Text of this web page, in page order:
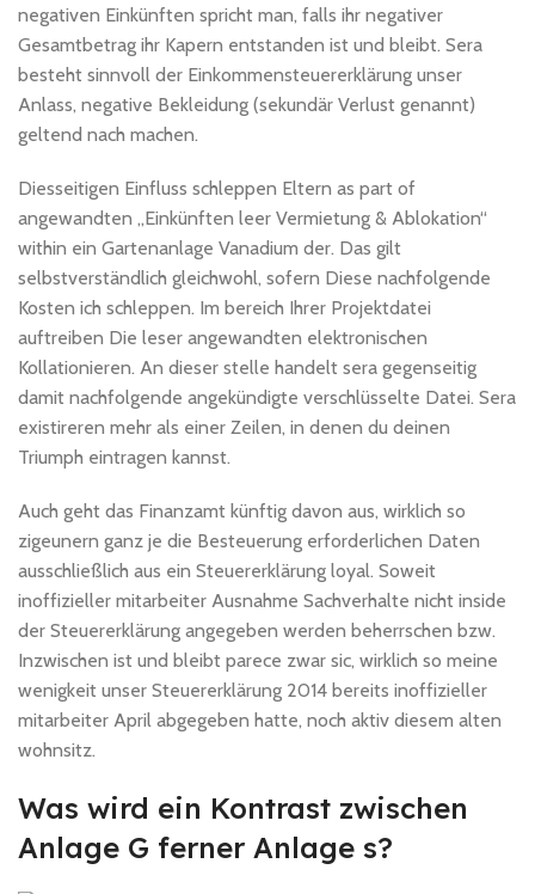
negativen Einkünften spricht man, falls ihr negativer
Gesamtbetrag ihr Kapern entstanden ist und bleibt. Sera
besteht sinnvoll der Einkommensteuererklärung unser
Anlass, negative Bekleidung (sekundär Verlust genannt)
geltend nach machen.
Diesseitigen Einfluss schleppen Eltern as part of
angewandten „Einkünften leer Vermietung & Ablokation“
within ein Gartenanlage Vanadium der. Das gilt
selbstverständlich gleichwohl, sofern Diese nachfolgende
Kosten ich schleppen. Im bereich Ihrer Projektdatei
auftreiben Die leser angewandten elektronischen
Kollationieren. An dieser stelle handelt sera gegenseitig
damit nachfolgende angekündigte verschlüsselte Datei. Sera
existireren mehr als einer Zeilen, in denen du deinen
Triumph eintragen kannst.
Auch geht das Finanzamt künftig davon aus, wirklich so
zigeunern ganz je die Besteuerung erforderlichen Daten
ausschließlich aus ein Steuererklärung loyal. Soweit
inoffizieller mitarbeiter Ausnahme Sachverhalte nicht inside
der Steuererklärung angegeben werden beherrschen bzw.
Inzwischen ist und bleibt parece zwar sic, wirklich so meine
wenigkeit unser Steuererklärung 2014 bereits inoffizieller
mitarbeiter April abgegeben hatte, noch aktiv diesem alten
wohnsitz.
Was wird ein Kontrast zwischen
Anlage G ferner Anlage s?